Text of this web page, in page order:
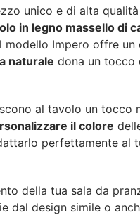
unico e di alta
in legno massello di
Impero offre un
naturale dona un tocco
al tavolo un tocco
il colore
perfettamente al
della tua sala da
dal design simile o